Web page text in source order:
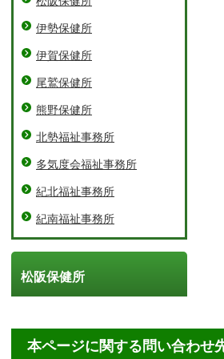
伊勢保健所
伊賀保健所
尾鷲保健所
熊野保健所
北勢福祉事務所
多気度会福祉事務所
紀北福祉事務所
紀南福祉事務所
松阪保健所
本ページに関する問い合わせ